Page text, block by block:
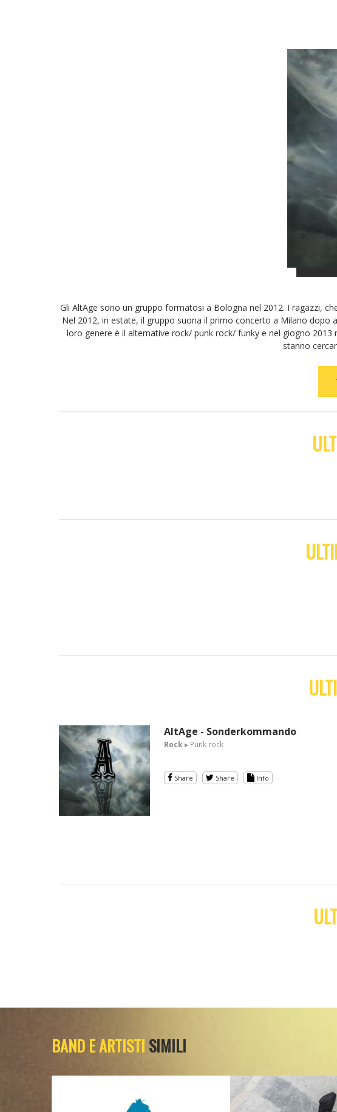
Gli AltAge sono un gruppo formatosi a Bologna nel 2012. I ragazzi,
Nel 2012, in estate, il gruppo suona il primo concerto a Milano dopo
loro genere è il alternative rock/ punk rock/ funky e nel giogno
stanno
AltAge - Sonderkommando
Rock▸ Punk rock
Share Share Info
BAND E ARTISTI SIMILI